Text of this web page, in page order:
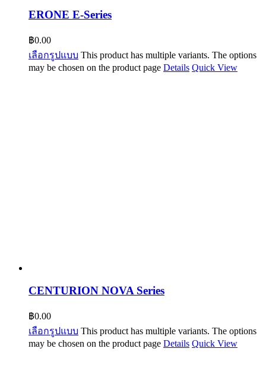
ERONE E-Series
฿0.00
เลือกรูปแบบ This product has multiple variants. The options
may be chosen on the product page Details Quick View
CENTURION NOVA Series
฿0.00
เลือกรูปแบบ This product has multiple variants. The options
may be chosen on the product page Details Quick View